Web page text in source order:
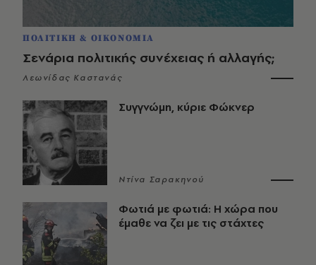
ΠΟΛΙΤΙΚΗ & ΟΙΚΟΝΟΜΙΑ
Σενάρια πολιτικής συνέχειας ή αλλαγής;
Λεωνίδας Καστανάς
Συγγνώμη, κύριε Φώκνερ
Ντίνα Σαρακηνού
Φωτιά με φωτιά: Η χώρα που
έμαθε να ζει με τις στάχτες